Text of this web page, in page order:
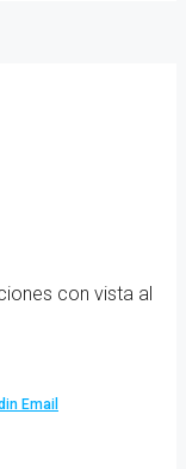
con vista al
Email